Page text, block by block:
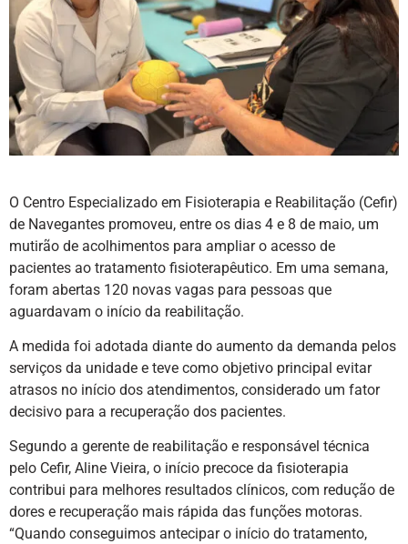
O Centro Especializado em Fisioterapia e Reabilitação (Cefir)
de Navegantes promoveu, entre os dias 4 e 8 de maio, um
mutirão de acolhimentos para ampliar o acesso de
pacientes ao tratamento fisioterapêutico. Em uma semana,
foram abertas 120 novas vagas para pessoas que
aguardavam o início da reabilitação.
A medida foi adotada diante do aumento da demanda pelos
serviços da unidade e teve como objetivo principal evitar
atrasos no início dos atendimentos, considerado um fator
decisivo para a recuperação dos pacientes.
Segundo a gerente de reabilitação e responsável técnica
pelo Cefir, Aline Vieira, o início precoce da fisioterapia
contribui para melhores resultados clínicos, com redução de
dores e recuperação mais rápida das funções motoras.
“Quando conseguimos antecipar o início do tratamento,